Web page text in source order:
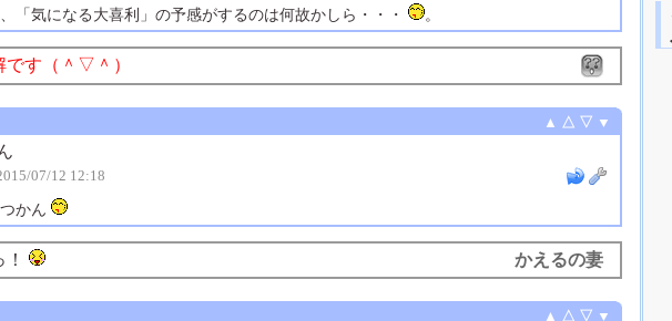
「気になる大喜利」の予感がするのは何故かしら・・・ 。
です（＾▽＾）
▲ △ ▽ ▼
07/12 12:18
かん
かえるの妻
！
▲ △ ▽ ▼